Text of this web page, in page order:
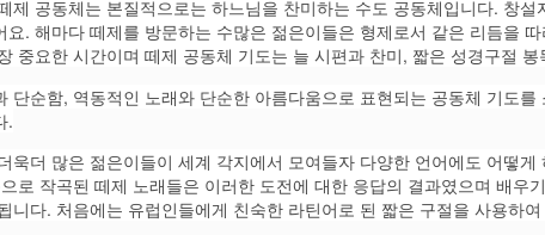
제 공동체는 본질적으로는 하느님을 찬미하는 수도 공동체입니다. 창
요. 해마다 떼제를 방문하는 수많은 젊은이들은 형제로서 같은 리듬을
중요한 시간이며 떼제 공동체 기도는 늘 시편과 찬미, 짧은 성경구절
단순함, 역동적인 노래와 단순한 아름다움으로 표현되는 공동체 기도
.
욱더 많은 젊은이들이 세계 각지에서 모여들자 다양한 언어에도 어떻
로 작곡된 떼제 노래들은 이러한 도전에 대한 응답의 결과였으며 배우
니다. 처음에는 유럽인들에게 친숙한 라틴어로 된 짧은 구절을 사용하